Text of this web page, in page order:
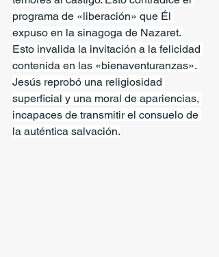
programa de «liberación» que Él
expuso en la sinagoga de Nazaret.
Esto invalida la invitación a la felicidad
contenida en las «bienaventuranzas».
Jesús reprobó una religiosidad
superficial y una moral de apariencias,
incapaces de transmitir el consuelo de
la auténtica salvación.